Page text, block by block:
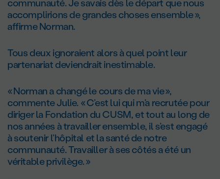
communauté. Je savais dès le départ que nous
accomplirions de grandes choses ensemble »,
affirme Norman.
Tous deux ignoraient alors à quel point leur
partenariat deviendrait inestimable.
« Norman a changé le cours de ma vie »,
commente Julie. « C’est lui qui m’a recrutée pour
diriger la Fondation du CUSM, et tout au long de
nos années à travailler ensemble, il s’est engagé
à soutenir l’hôpital et la santé de notre
communauté. Travailler à ses côtés a été un
véritable privilège. »